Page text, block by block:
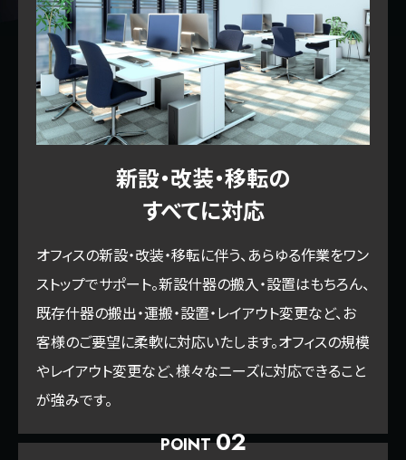
新設・改装・移転の
すべてに対応
オフィスの新設・改装・移転に伴う、あらゆる作業をワン
ストップでサポート。新設什器の搬入・設置はもちろん、
既存什器の搬出・運搬・設置・レイアウト変更など、お
客様のご要望に柔軟に対応いたします。オフィスの規模
やレイアウト変更など、様々なニーズに対応できること
が強みです。
POINT02